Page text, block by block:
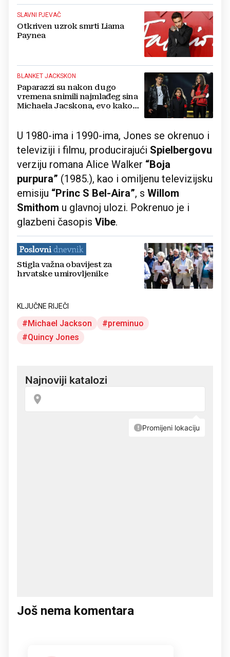
SLAVNI PJEVAČ
Otkriven uzrok smrti Liama
Paynea
BLANKET JACKSKON
Paparazzi su nakon dugo
vremena snimili najmlađeg sina
Michaela Jacskona, evo kako
U 1980-ima i 1990-ima, Jones se okrenuo i
televiziji i filmu, producirajući Spielbergovu
verziju romana Alice Walker “Boja
purpura” (1985.), kao i omiljenu televizijsku
emisiju “Princ S Bel-Aira”, s Willom
Smithom u glavnoj ulozi. Pokrenuo je i
glazbeni časopis Vibe.
Stigla važna obavijest za
hrvatske umirovljenike
KLJUČNE RIJEČI
Michael Jackson
preminuo
Quincy Jones
Još nema komentara